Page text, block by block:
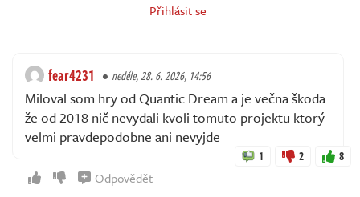
Přihlásit se
fear4231 neděle, 28. 6. 2026, 14:56
Miloval som hry od Quantic Dream a je večna škoda
že od 2018 nič nevydali kvoli tomuto projektu ktorý
velmi pravdepodobne ani nevyjde
1 2 8
Odpovědět